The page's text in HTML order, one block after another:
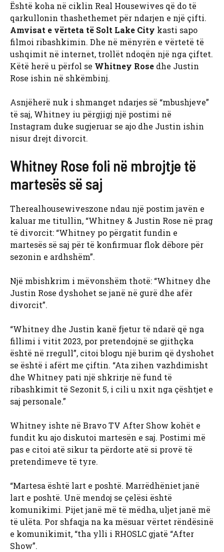
Është koha në ciklin Real Housewives që do të
qarkullonin thashethemet për ndarjen e një çifti.
Amvisat e vërteta të Solt Lake City kasti sapo
filmoi ribashkimin. Dhe në mënyrën e vërtetë të
ushqimit në internet, trollët ndoqën një nga çiftet.
Këtë herë u përfol se Whitney Rose dhe Justin
Rose ishin në shkëmbinj.
Asnjëherë nuk i shmanget ndarjes së “mbushjeve”
të saj, Whitney iu përgjigj një postimi në
Instagram duke sugjeruar se ajo dhe Justin ishin
nisur drejt divorcit.
Whitney Rose foli në mbrojtje të
martesës së saj
Therealhousewiveszone ndau një postim javën e
kaluar me titullin, “Whitney & Justin Rose në prag
të divorcit: “Whitney po përgatit fundin e
martesës së saj për të konfirmuar flok dëbore për
sezonin e ardhshëm”.
Një mbishkrim i mëvonshëm thotë: “Whitney dhe
Justin Rose dyshohet se janë në gurë dhe afër
divorcit”.
“Whitney dhe Justin kanë fjetur të ndarë që nga
fillimi i vitit 2023, por pretendojnë se gjithçka
është në rregull”, citoi blogu një burim që dyshohet
se është i afërt me çiftin. “Ata zihen vazhdimisht
dhe Whitney pati një shkrirje në fund të
ribashkimit të Sezonit 5, i cili u nxit nga çështjet e
saj personale.”
Whitney ishte në Bravo TV After Show kohët e
fundit ku ajo diskutoi martesën e saj. Postimi më
pas e citoi atë sikur ta përdorte atë si provë të
pretendimeve të tyre.
“Martesa është lart e poshtë. Marrëdhëniet janë
lart e poshtë. Unë mendoj se çelësi është
komunikimi. Pijet janë më të mëdha, uljet janë më
të ulëta. Por shfaqja na ka mësuar vërtet rëndësinë
e komunikimit, “tha ylli i RHOSLC gjatë “After
Show”.